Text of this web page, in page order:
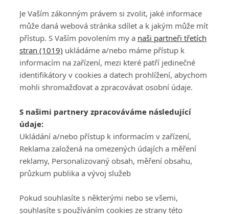
PŘIHLÁSIT
REGISTROVAT
DISKUZE
Šéfredaktorkou webu jePetr Slavík, e-mailserialy@fandimefilmu.cz
Máte-li zájem o inzerci na našem webu napište nám na e-mail
studio@koncal.com
Ochrana osobních údajů|Zásady používání cookies |Pravidla webu
Upravit nastavení soukromí
Je Vaším zákonným právem si zvolit, jaké informace
může daná webová stránka sdílet a k jakým může mít
přístup. S Vaším povolením my a naši partneři třetích
stran (1019) ukládáme a/nebo máme přístup k
informacím na zařízení, mezi které patří jedinečné
identifikátory v cookies a datech prohlížení, abychom
mohli shromažďovat a zpracovávat osobní údaje.
S našimi partnery zpracováváme následující
údaje:
Ukládání a/nebo přístup k informacím v zařízení,
Reklama založená na omezených údajích a měření
reklamy, Personalizovaný obsah, měření obsahu,
průzkum publika a vývoj služeb
Pokud souhlasíte s některými nebo se všemi,
souhlasíte s používáním cookies ze strany této